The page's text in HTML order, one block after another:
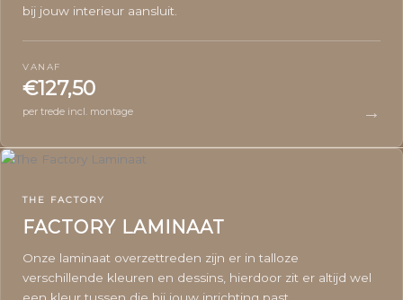
bij jouw interieur aansluit.
VANAF
€127,50
per trede incl. montage →
THE FACTORY
FACTORY LAMINAAT
Onze laminaat overzettreden zijn er in talloze
verschillende kleuren en dessins, hierdoor zit er altijd wel
een kleur tussen die bij jouw inrichting past.